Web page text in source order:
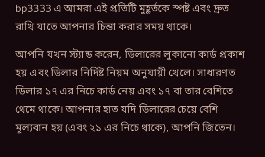
bp3333 এ আমরা এই প্রতিটি মুহূর্তকে স্পষ্ট এবং দ্রুত
রাখি যাতে আপনার চিন্তা করার সময় থাকে।
আপনি যখন স্ট্যান্ড করেন, ডিলারের লুকানো কার্ড প্রকাশ
হয় এবং ডিলার নির্দিষ্ট নিয়ম অনুযায়ী খেলে। সাধারণত
ডিলার ১৭ এর নিচে কার্ড নেয় এবং ১৭ বা তার বেশিতে
থেমে থাকে। আপনার হাত যদি ডিলারের চেয়ে বেশি
মূল্যবান হয় (এবং ২১ এর নিচে থাকে), আপনি জিতেন।